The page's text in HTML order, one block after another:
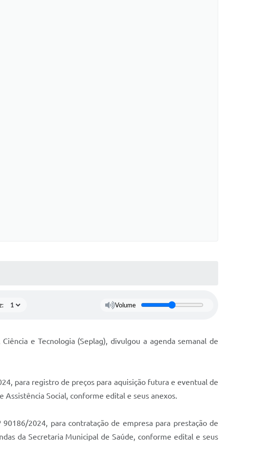
Volume
e Tecnologia (Seplag), divulgou a agenda semanal de
para registro de preços para aquisição futura e eventual de
Social, conforme edital e seus anexos.
2024, para contratação de empresa para prestação de
da Secretaria Municipal de Saúde, conforme edital e seus